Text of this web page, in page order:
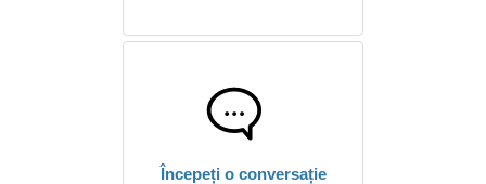
Începeți o conversație